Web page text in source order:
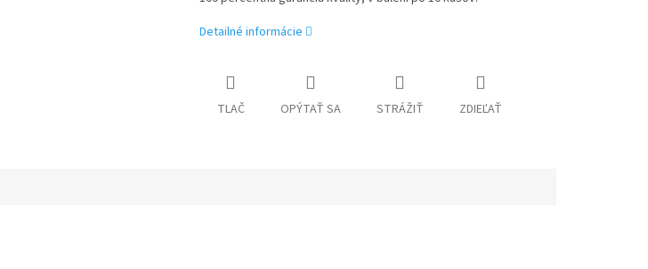
Detailné informácie
TLAČ OPÝTAŤ SA STRÁŽIŤ ZDIEĽAŤ